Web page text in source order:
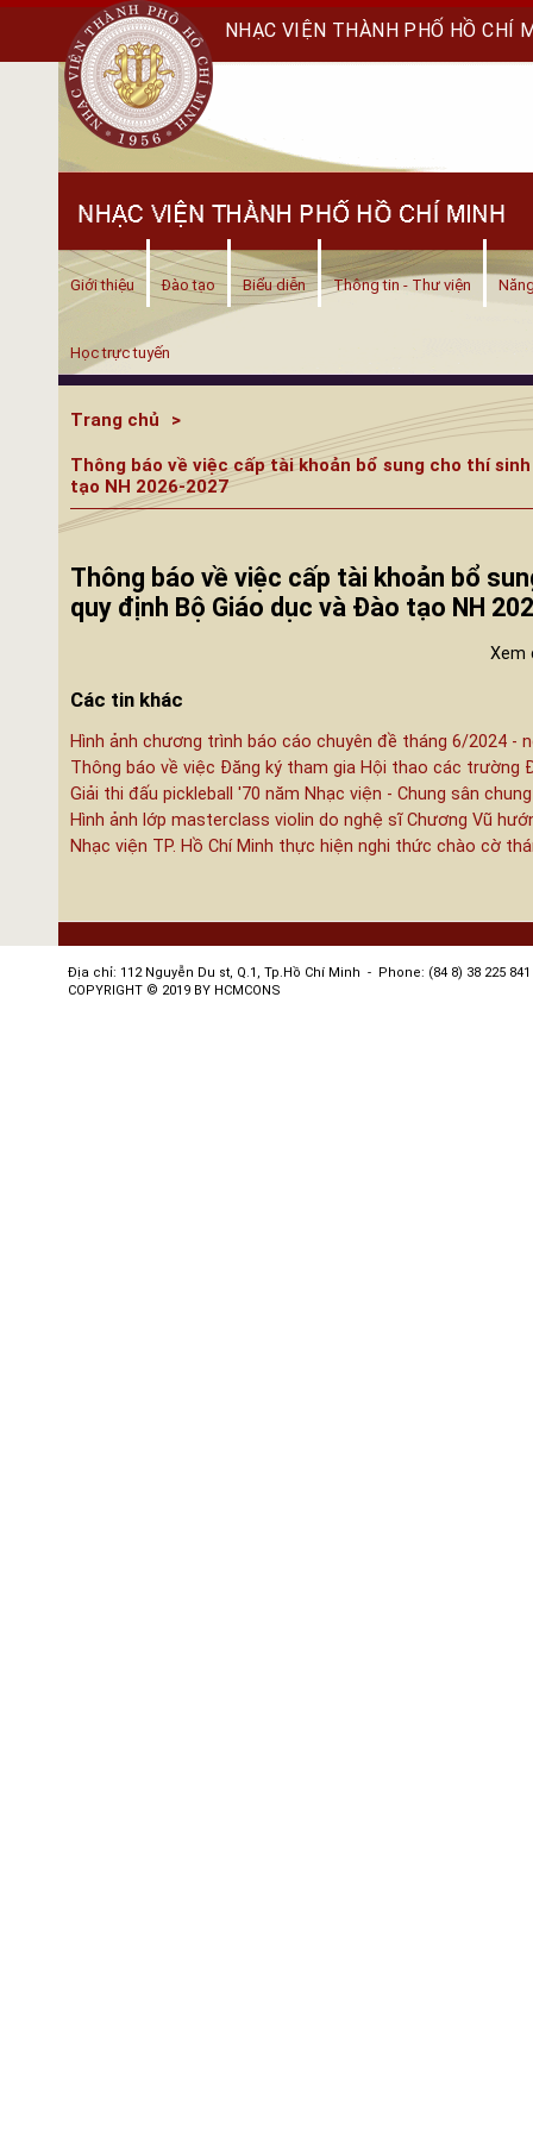
NHẠC VIỆN THÀNH PHỐ HỒ CHÍ
Giới thiệu Đào tạo Biểu diễn Thông tin - Thư viện
Học trực tuyến
Trang chủ
Thông báo về việc cấp tài khoản bổ sung cho thí
tạo NH 2026-2027
Thông báo về việc cấp tài khoản bổ
quy định Bộ Giáo dục và Đào tạo NH
Các tin khác
Hình ảnh chương trình báo cáo chuyên đề tháng 6/2024 -
Thông báo về việc Đăng ký tham gia Hội thao các trường
Giải thi đấu pickleball '70 năm Nhạc viện - Chung sân
Hình ảnh lớp masterclass violin do nghệ sĩ Chương Vũ
Nhạc viện TP. Hồ Chí Minh thực hiện nghi thức chào cờ
Địa chỉ: 112 Nguyễn Du st, Q.1, Tp.Hồ Chí Minh - Phone: (84 8) 38 225
COPYRIGHT © 2019 BY HCMCONS